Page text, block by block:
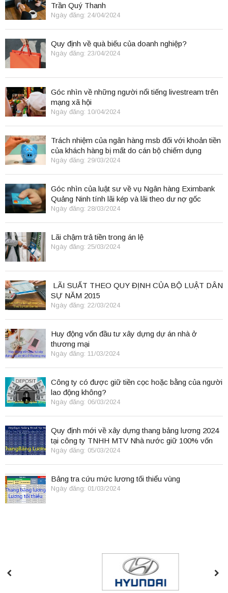
Trần Quý Thanh
Ngày đăng: 24/04/2024
Quy định về quà biếu của doanh nghiệp?
Ngày đăng: 23/04/2024
Góc nhìn về những người nổi tiếng livestream trên
mạng xã hội
Ngày đăng: 10/04/2024
Trách nhiệm của ngân hàng msb đối với khoản tiền
của khách hàng bị mất do cán bộ chiếm dụng
Ngày đăng: 29/03/2024
Góc nhìn của luật sư về vụ Ngân hàng Eximbank
Quảng Ninh tính lãi kép và lãi theo dư nợ gốc
Ngày đăng: 28/03/2024
Lãi chậm trả tiền trong án lệ
Ngày đăng: 25/03/2024
LÃI SUẤT THEO QUY ĐỊNH CỦA BỘ LUẬT DÂN
SỰ NĂM 2015
Ngày đăng: 22/03/2024
Huy động vốn đầu tư xây dựng dự án nhà ở
thương mại
Ngày đăng: 11/03/2024
Công ty có được giữ tiền cọc hoặc bằng của người
lao động không?
Ngày đăng: 06/03/2024
Quy định mới về xây dựng thang bảng lương 2024
tại công ty TNHH MTV Nhà nước giữ 100% vốn
điều lệ
Ngày đăng: 05/03/2024
Bảng tra cứu mức lương tối thiểu vùng
Ngày đăng: 01/03/2024